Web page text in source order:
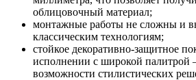
облицовочный материал;
монтажные работы не сложны и
классическим технологиям;
стойкое декоративно-защитное
исполнении с широкой палитрой
возможности стилистических